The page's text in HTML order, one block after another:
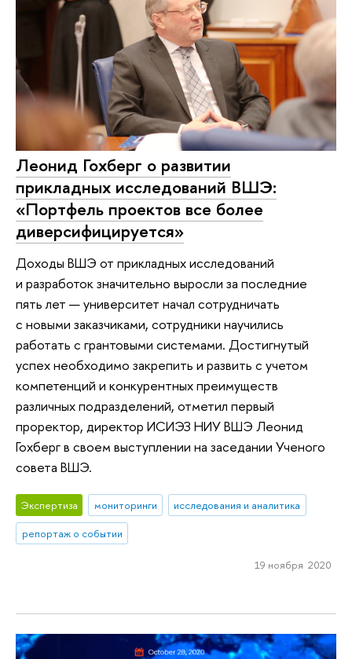
Леонид Гохберг о развитии
прикладных исследований ВШЭ:
«Портфель проектов все более
диверсифицируется»
Доходы ВШЭ от прикладных исследований
и разработок значительно выросли за последние
пять лет — университет начал сотрудничать
с новыми заказчиками, сотрудники научились
работать с грантовыми системами. Достигнутый
успех необходимо закрепить и развить с учетом
компетенций и конкурентных преимуществ
различных подразделений, отметил первый
проректор, директор ИСИЭЗ НИУ ВШЭ Леонид
Гохберг в своем выступлении на заседании Ученого
совета ВШЭ.
Экспертиза мониторинги
исследования и аналитика
репортаж о событии
19 ноября 2020